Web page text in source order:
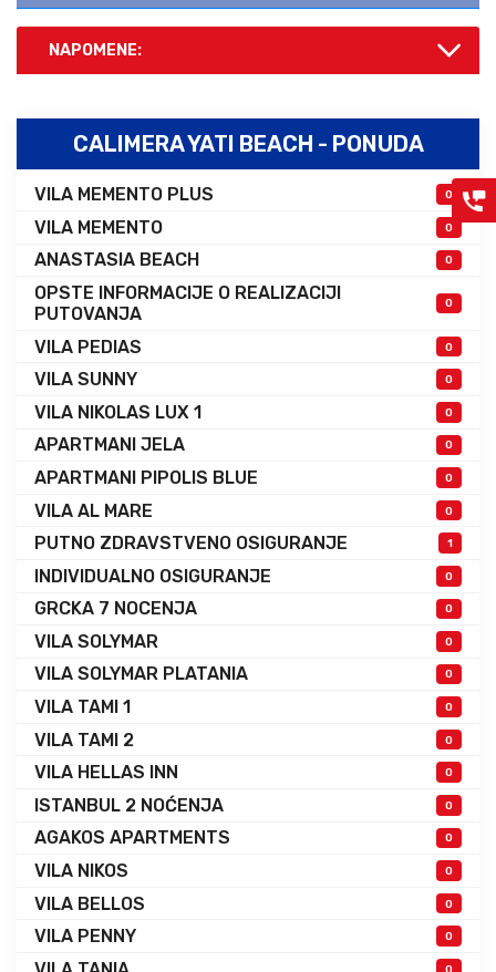
NAPOMENE:
CALIMERA YATI BEACH - PONUDA
VILA MEMENTO PLUS 0
VILA MEMENTO 0
ANASTASIA BEACH 0
OPSTE INFORMACIJE O REALIZACIJI
PUTOVANJA
0
VILA PEDIAS 0
VILA SUNNY 0
VILA NIKOLAS LUX 1 0
APARTMANI JELA 0
APARTMANI PIPOLIS BLUE 0
VILA AL MARE 0
PUTNO ZDRAVSTVENO OSIGURANJE 1
INDIVIDUALNO OSIGURANJE 0
GRCKA 7 NOCENJA 0
VILA SOLYMAR 0
VILA SOLYMAR PLATANIA 0
VILA TAMI 1 0
VILA TAMI 2 0
VILA HELLAS INN 0
ISTANBUL 2 NOĆENJA 0
AGAKOS APARTMENTS 0
VILA NIKOS 0
VILA BELLOS 0
VILA PENNY 0
0